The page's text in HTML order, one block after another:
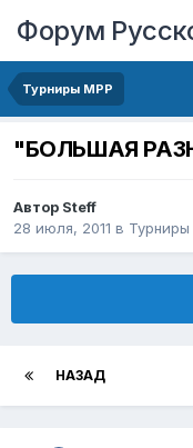
Форум
Турниры МРР
"БОЛЬШАЯ
Автор Steff
28 июля, 2011 в
НАЗАД